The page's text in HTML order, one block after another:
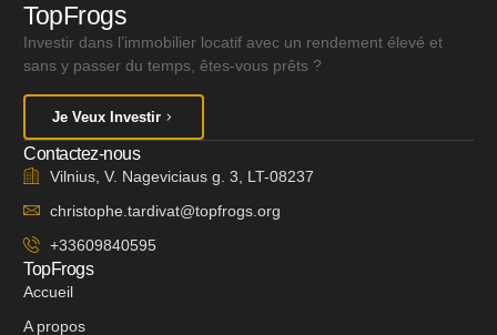
TopFrogs
Investir dans l’immobilier locatif avec un rendement élevé et
sans y passer du temps, êtes-vous prêts ?
Je Veux Investir
Contactez-nous
Vilnius, V. Nageviciaus g. 3, LT-08237
christophe.tardivat@topfrogs.org
+33609840595
TopFrogs
Accueil
A propos